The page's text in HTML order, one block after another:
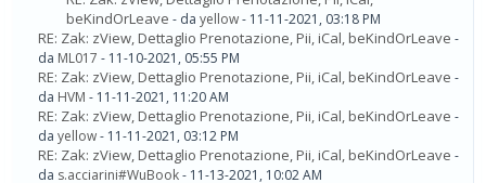
beKindOrLeave - da yellow- 11-11-2021, 03:18 PM
RE: Zak: zView, Dettaglio Prenotazione, Pii, iCal, beKindOrLeave -
da ML017 - 11-10-2021, 05:55 PM
RE: Zak: zView, Dettaglio Prenotazione, Pii, iCal, beKindOrLeave -
da HVM - 11-11-2021, 11:20 AM
RE: Zak: zView, Dettaglio Prenotazione, Pii, iCal, beKindOrLeave -
da yellow- 11-11-2021, 03:12 PM
RE: Zak: zView, Dettaglio Prenotazione, Pii, iCal, beKindOrLeave -
da s.acciarini#WuBook- 11-13-2021, 10:02 AM